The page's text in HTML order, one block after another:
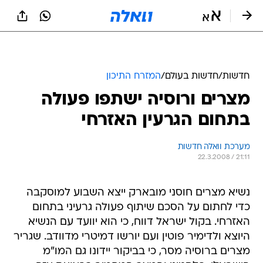
חדשות/חדשות בעולם/המזרח התיכון
מצרים ורוסיה ישתפו פעולה
בתחום הגרעין האזרחי
מערכת וואלה חדשות
22.3.2008 / 21:11
נשיא מצרים חוסני מובארק ייצא השבוע למוסקבה
כדי לחתום על הסכם שיתוף פעולה גרעיני בתחום
האזרחי. בקול ישראל דווח, כי הוא יוועד עם הנשיא
היוצא ולדימיר פוטין ועם יורשו דמיטרי מדוודב. שגריר
מצרים ברוסיה מסר, כי בביקור יידונו גם המו"מ